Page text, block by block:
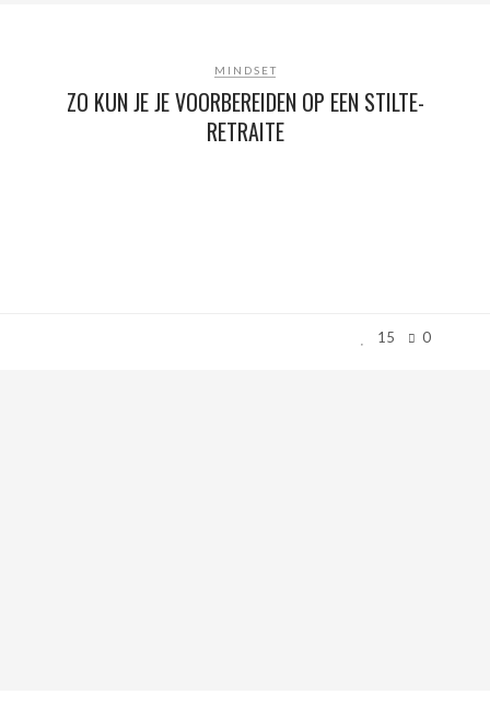
MINDSET
ZO KUN JE JE VOORBEREIDEN OP EEN STILTE-
RETRAITE
15 0